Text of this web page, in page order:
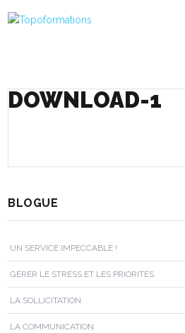
DOWNLOAD-1
BLOGUE
UN SERVICE IMPECCABLE !
GÉRER LE STRESS ET LES PRIORITÉS
LA SOLLICITATION
LA COMMUNICATION